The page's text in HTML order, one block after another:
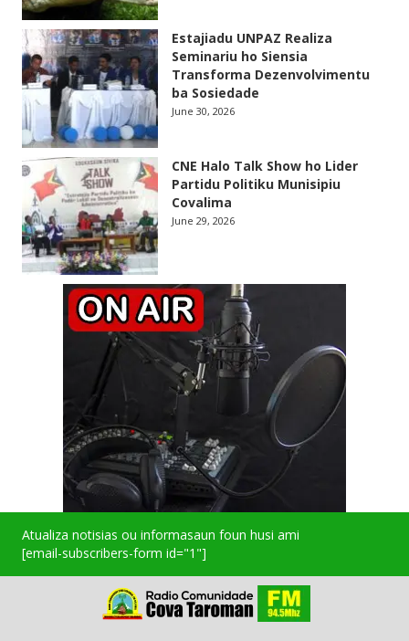
Estajiadu UNPAZ Realiza
Seminariu ho Siensia
Transforma Dezenvolvimentu
ba Sosiedade
June 30, 2026
CNE Halo Talk Show ho Lider
Partidu Politiku Munisipiu
Covalima
June 29, 2026
Atualiza notisias ou informasaun foun husi ami
[email-subscribers-form id="1"]